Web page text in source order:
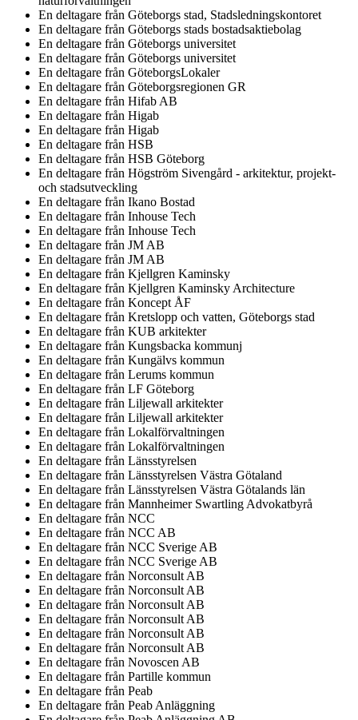
En deltagare från Göteborgs stad, Stadsledningskontoret
En deltagare från Göteborgs stads bostadsaktiebolag
En deltagare från Göteborgs universitet
En deltagare från Göteborgs universitet
En deltagare från GöteborgsLokaler
En deltagare från Göteborgsregionen GR
En deltagare från Hifab AB
En deltagare från Higab
En deltagare från Higab
En deltagare från HSB
En deltagare från HSB Göteborg
En deltagare från Högström Sivengård - arkitektur, projekt-
och stadsutveckling
En deltagare från Ikano Bostad
En deltagare från Inhouse Tech
En deltagare från Inhouse Tech
En deltagare från JM AB
En deltagare från JM AB
En deltagare från Kjellgren Kaminsky
En deltagare från Kjellgren Kaminsky Architecture
En deltagare från Koncept ÅF
En deltagare från Kretslopp och vatten, Göteborgs stad
En deltagare från KUB arkitekter
En deltagare från Kungsbacka kommunj
En deltagare från Kungälvs kommun
En deltagare från Lerums kommun
En deltagare från LF Göteborg
En deltagare från Liljewall arkitekter
En deltagare från Liljewall arkitekter
En deltagare från Lokalförvaltningen
En deltagare från Lokalförvaltningen
En deltagare från Länsstyrelsen
En deltagare från Länsstyrelsen Västra Götaland
En deltagare från Länsstyrelsen Västra Götalands län
En deltagare från Mannheimer Swartling Advokatbyrå
En deltagare från NCC
En deltagare från NCC AB
En deltagare från NCC Sverige AB
En deltagare från NCC Sverige AB
En deltagare från Norconsult AB
En deltagare från Norconsult AB
En deltagare från Norconsult AB
En deltagare från Norconsult AB
En deltagare från Norconsult AB
En deltagare från Norconsult AB
En deltagare från Novoscen AB
En deltagare från Partille kommun
En deltagare från Peab
En deltagare från Peab Anläggning